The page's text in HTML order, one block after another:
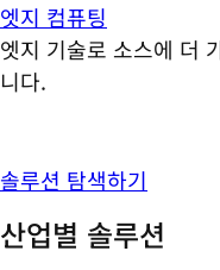
엣지 컴퓨팅
엣지 기술로 소스에 더
니다.
솔루션 탐색하기
산업별 솔루션